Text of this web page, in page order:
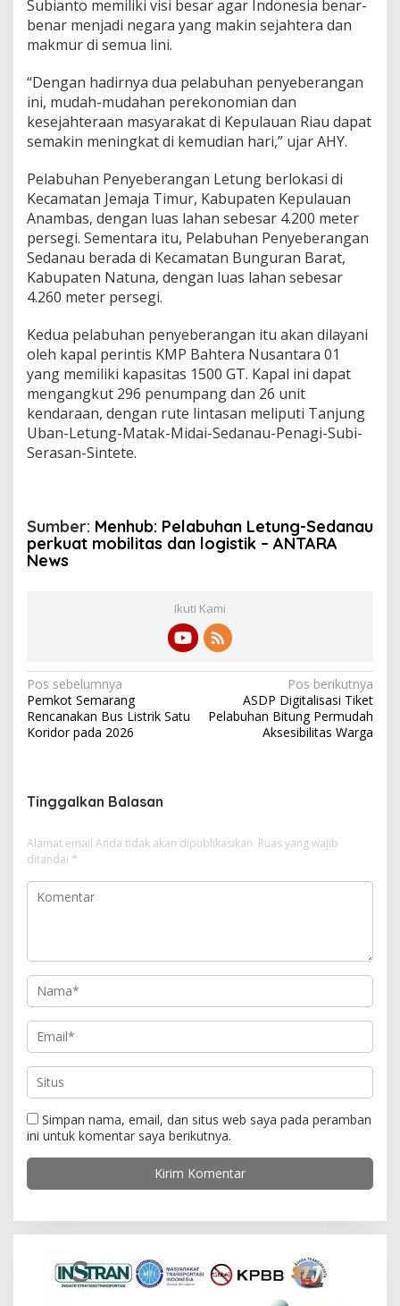
Subianto memiliki visi besar agar Indonesia benar-
benar menjadi negara yang makin sejahtera dan
makmur di semua lini.
“Dengan hadirnya dua pelabuhan penyeberangan
ini, mudah-mudahan perekonomian dan
kesejahteraan masyarakat di Kepulauan Riau dapat
semakin meningkat di kemudian hari,” ujar AHY.
Pelabuhan Penyeberangan Letung berlokasi di
Kecamatan Jemaja Timur, Kabupaten Kepulauan
Anambas, dengan luas lahan sebesar 4.200 meter
persegi. Sementara itu, Pelabuhan Penyeberangan
Sedanau berada di Kecamatan Bunguran Barat,
Kabupaten Natuna, dengan luas lahan sebesar
4.260 meter persegi.
Kedua pelabuhan penyeberangan itu akan dilayani
oleh kapal perintis KMP Bahtera Nusantara 01
yang memiliki kapasitas 1500 GT. Kapal ini dapat
mengangkut 296 penumpang dan 26 unit
kendaraan, dengan rute lintasan meliputi Tanjung
Uban-Letung-Matak-Midai-Sedanau-Penagi-Subi-
Serasan-Sintete.
Sumber: Menhub: Pelabuhan Letung-Sedanau
perkuat mobilitas dan logistik – ANTARA
News
Ikuti Kami
N
a
v
g
a
s
i
p
Pos sebelumnya
Pemkot Semarang
Rencanakan Bus Listrik Satu
Koridor pada 2026
Pos berikutnya
ASDP Digitalisasi Tiket
Pelabuhan Bitung Permudah
Aksesibilitas Warga
Tinggalkan Balasan
Alamat email Anda tidak akan dipublikasikan. Ruas yang wajib
ditandai *
Simpan nama, email, dan situs web saya pada peramban
ini untuk komentar saya berikutnya.